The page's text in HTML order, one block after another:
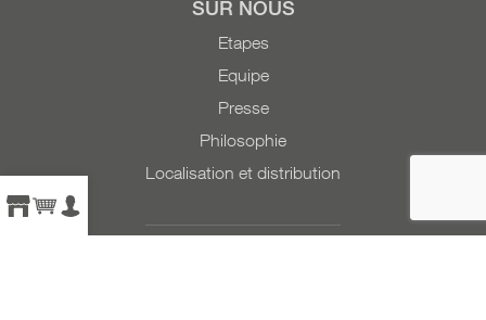
SUR NOUS
Etapes
Equipe
Presse
Philosophie
Localisation et distribution